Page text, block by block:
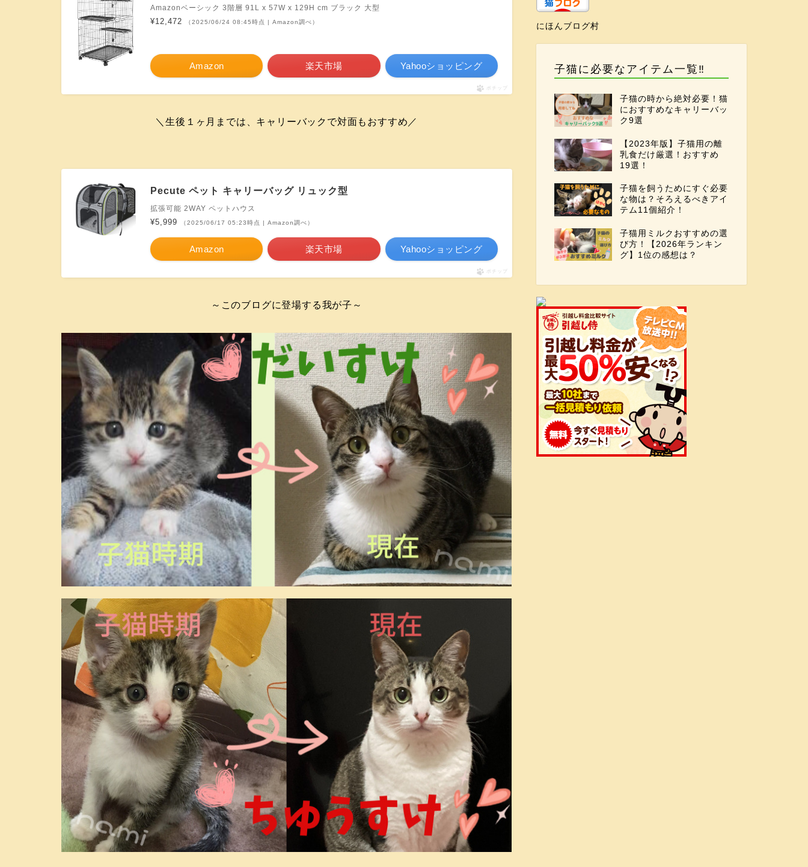
Amazonベーシック 3階層 91L x 57W x 129H cm ブラック 大型
¥12,472 （2025/06/24 08:45時点 | Amazon調べ）
Amazon 楽天市場 Yahooショッピング
ポチップ
＼生後１ヶ月までは、キャリーバックで対面もおすすめ／
Pecute ペット キャリーバッグ リュック型
拡張可能 2WAY ペットハウス
¥5,999 （2025/06/17 05:23時点 | Amazon調べ）
Amazon 楽天市場 Yahooショッピング
ポチップ
～このブログに登場する我が子～
にほんブログ村
子猫に必要なアイテム一覧‼
子猫の時から絶対必要！猫
におすすめなキャリーバッ
ク9選
【2023年版】子猫用の離
乳食だけ厳選！おすすめ
19選！
子猫を飼うためにすぐ必要
な物は？そろえるべきアイ
テム11個紹介！
子猫用ミルクおすすめの選
び方！【2026年ランキン
グ】1位の感想は？